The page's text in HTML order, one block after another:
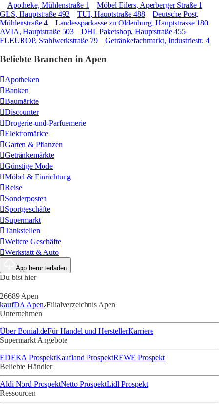
Apotheke, Mühlenstraße 1
Möbel Eilers, Aperberger Straße 1
GLS, Hauptstraße 492
TUI, Hauptstraße 488
Deutsche Post,
Mühlenstraße 4
Landessparkasse zu Oldenburg, Hauptstrasse 180
AVIA, Hauptstraße 503
DHL Paketshop, Hauptstraße 455
FLEUROP, Stahlwerkstraße 79
Getränkefachmarkt, Industriestr. 4
Beliebte Branchen in Apen
Apotheken
Banken
Baumärkte
Discounter
Drogerie-und-Parfuemerie
Elektromärkte
Garten & Pflanzen
Getränkemärkte
Günstige Mode
Möbel & Einrichtung
Reise
Sonderposten
Sportgeschäfte
Supermarkt
Tankstellen
Weitere Geschäfte
Werkstatt & Auto
App herunterladen
Du bist hier
26689 Apen
kaufDA Apen Filialverzeichnis Apen
Unternehmen
Über Bonial.deFür Handel und HerstellerKarriere
Supermarkt Angebote
EDEKA ProspektKaufland ProspektREWE Prospekt
Beliebte Händler
Aldi Nord ProspektNetto ProspektLidl Prospekt
Ressourcen